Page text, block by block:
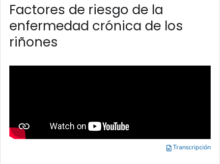
Factores de riesgo de la
enfermedad crónica de los
riñones
Transcripción